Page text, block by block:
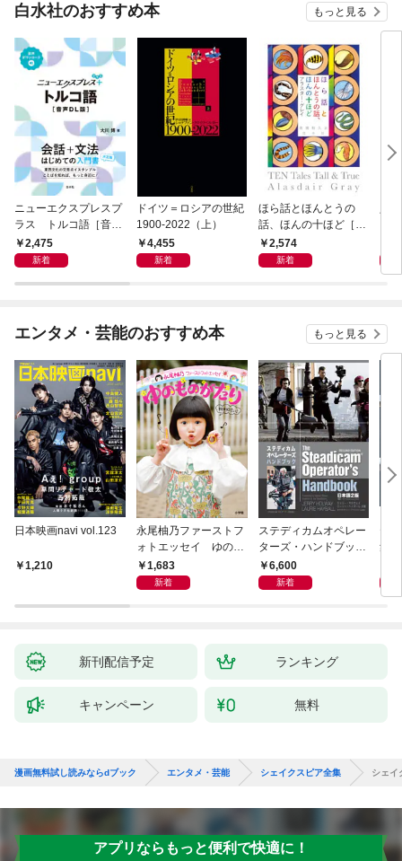
白水社のおすすめ本 もっと見る
ニューエクスプレスプ
ラス トルコ語［音声
DL版］
2,475
新着
ドイツ＝ロシアの世紀
1900-2022（上）
4,455
新着
ほら話とほんとうの
話、ほんの十ほど［新
装版］
2,574
新着
エンタメ・芸能のおすすめ本 もっと見る
日本映画navi vol.123
1,210
永尾柚乃ファーストフ
ォトエッセイ ゆのも
のがたり
1,683
新着
ステディカムオペレー
ターズ・ハンドブック
日本語版 電子版 第２
版
6,600
新着
集
ウ
【
新刊配信予定 ランキング
キャンペーン 無料
漫画無料試し読みならdブック エンタメ・芸能 シェイクスピア全集 シェ
アプリならもっと便利で快適に！